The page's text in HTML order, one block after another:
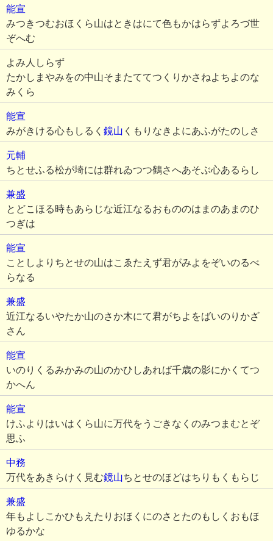
能宣
みつきつむおほくら山はときはにて色もかはらずよろづ世
ぞへむ
よみ人しらず
たかしまやみをの中山そまたててつくりかさねよちよのな
みくら
能宣
みがきける心もしるく 鏡山 くもりなきよにあふがたのしさ
元輔
ちとせふる松が埼には群れゐつつ鶴さへあそぶ心あるらし
兼盛
とどこほる時もあらじな近江なるおもののはまのあまのひ
つぎは
能宣
ことしよりちとせの山はこゑたえず君がみよをぞいのるべ
らなる
兼盛
近江なるいやたか山のさか木にて君がちよをばいのりかざ
さん
能宣
いのりくるみかみの山のかひしあれば千歳の影にかくてつ
かへん
能宣
けふよりはいはくら山に万代をうごきなくのみつまむとぞ
思ふ
中務
万代をあきらけく見む鏡山ちとせのほどはちりもくもらじ
兼盛
年もよしこかひもえたりおほくにのさとたのもしくおもほ
ゆるかな